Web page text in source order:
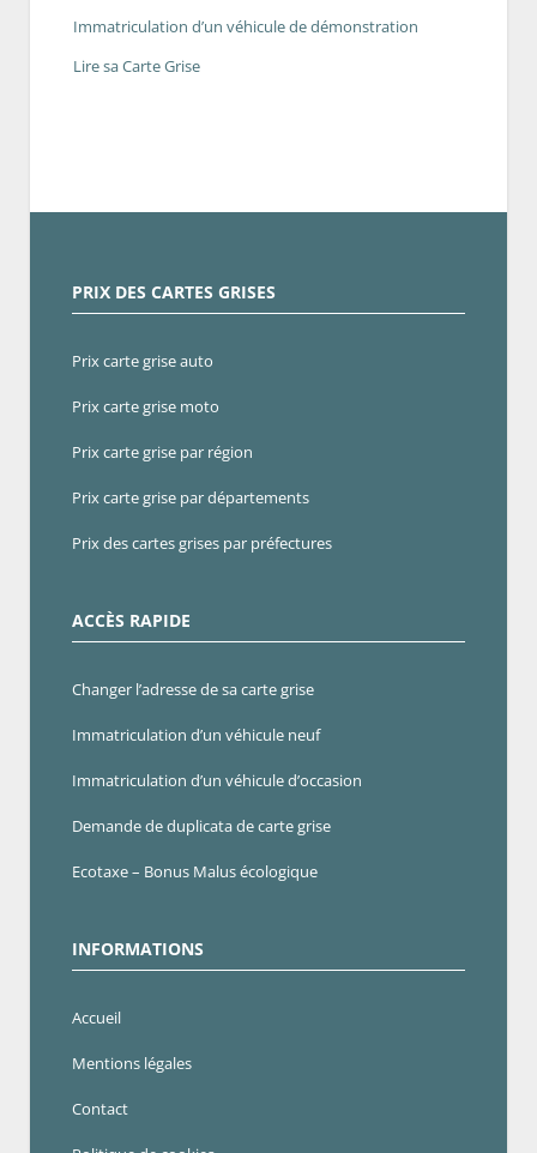
Immatriculation d’un véhicule de démonstration
Lire sa Carte Grise
PRIX DES CARTES GRISES
Prix carte grise auto
Prix carte grise moto
Prix carte grise par région
Prix carte grise par départements
Prix des cartes grises par préfectures
ACCÈS RAPIDE
Changer l’adresse de sa carte grise
Immatriculation d’un véhicule neuf
Immatriculation d’un véhicule d’occasion
Demande de duplicata de carte grise
Ecotaxe – Bonus Malus écologique
INFORMATIONS
Accueil
Mentions légales
Contact